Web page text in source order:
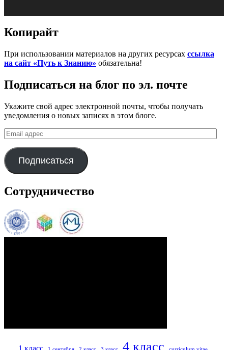
Копирайт
При использовании материалов на других ресурсах ссылка
на сайт «Путь к Знанию» обязательна!
Подписаться на блог по эл. почте
Укажите свой адрес электронной почты, чтобы получать
уведомления о новых записях в этом блоге.
Email
адрес
Подписаться
Сотрудничество
1 класс 4 класс